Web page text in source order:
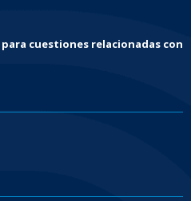
cuestiones relacionadas con